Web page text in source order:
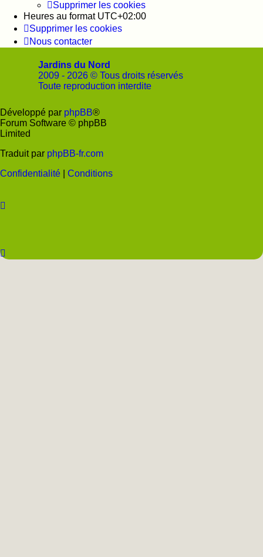
Supprimer les cookies
Heures au format UTC+02:00
Supprimer les cookies
Nous contacter
Jardins du Nord
2009 - 2026 © Tous droits réservés
Toute reproduction interdite
Développé par phpBB®
Forum Software © phpBB
Limited
Traduit par phpBB-fr.com
Confidentialité
Conditions